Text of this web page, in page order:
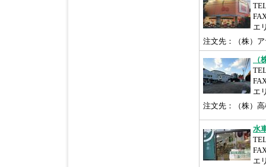
エ
注文先：（株）
エ
注文先：（株）
水
エ